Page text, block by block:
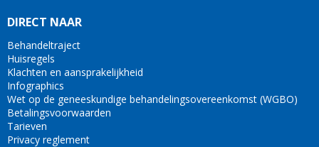
DIRECT NAAR
Behandeltraject
Huisregels
Klachten en aansprakelijkheid
Infographics
Wet op de geneeskundige behandelingsovereenkomst (WGBO)
Betalingsvoorwaarden
Tarieven
Privacy reglement